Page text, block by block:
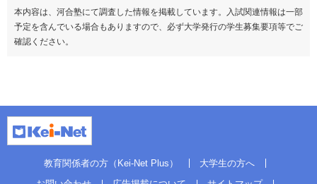
本内容は、河合塾にて調査した情報を掲載しています。入試関連情報は一部
予定を含んでいる場合もありますので、必ず大学発行の学生募集要項等でご
確認ください。
教育関係者の方（Kei-Net Plus）
大学生の方へ